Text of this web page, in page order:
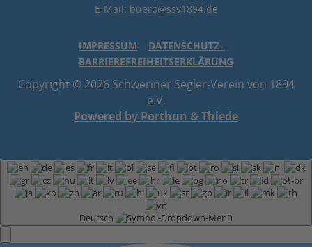
IMPRESSUM DATENSCHUTZ
BARRIEREFREIHEITSERKLÄRUNG
Copyright © 2026 Schweriner Segler-Verein von 1894
e.V.
Powered by Porthun & Thiede
E-Mail: buero@ssv1894.de
Deutsch